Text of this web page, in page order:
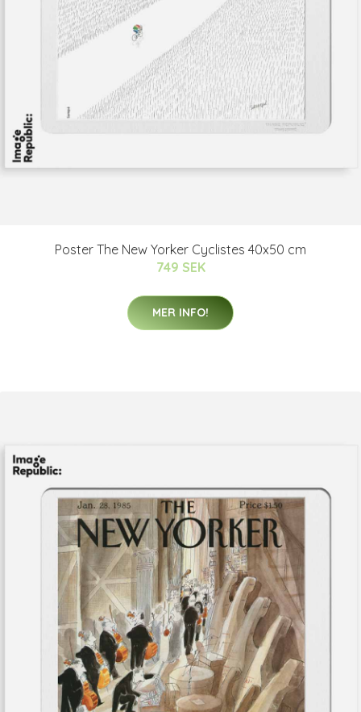
Poster The New Yorker Cyclistes 40x50 cm
749 SEK
MER INFO!